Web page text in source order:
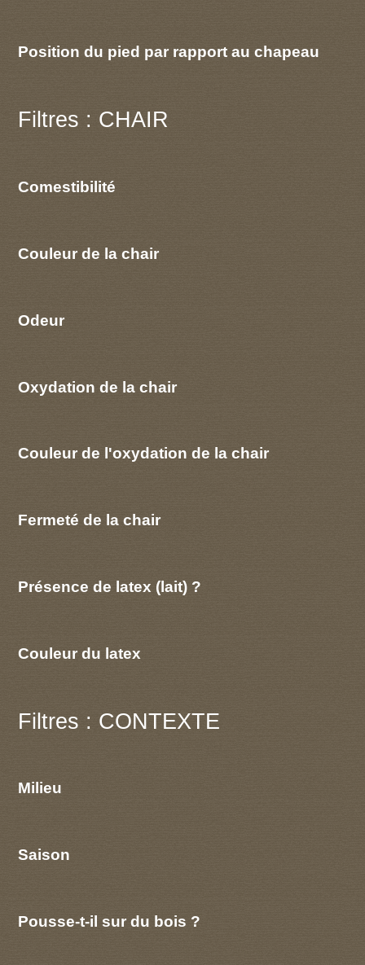
Position du pied par rapport au chapeau
Filtres : CHAIR
Comestibilité
Couleur de la chair
Odeur
Oxydation de la chair
Couleur de l'oxydation de la chair
Fermeté de la chair
Présence de latex (lait) ?
Couleur du latex
Filtres : CONTEXTE
Milieu
Saison
Pousse-t-il sur du bois ?